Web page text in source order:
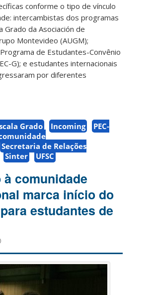
conforme o tipo de vínculo
intercambistas dos programas
Grado da Asociación de
Montevideo (AUGM);
de Estudantes-Convênio
G); e estudantes internacionais
por diferentes
Grado Incoming
PEC-
Secretaria de Relações
Sinter UFSC
à comunidade
marca início do
estudantes de